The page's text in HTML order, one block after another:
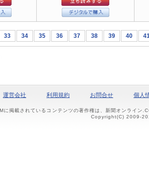
33 34 35 36 37 38 39 40
運営会社 利用規約 お問合せ 個人
に掲載されているコンテンツの著作権は、新聞オンライン
Copyright(C) 2009-